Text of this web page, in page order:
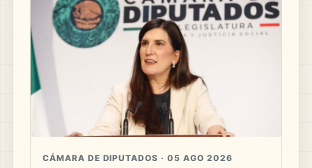
CÁMARA DE DIPUTADOS · 05 AGO 2026